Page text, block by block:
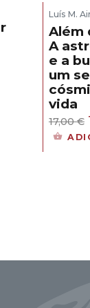
Luís M.
Além
A
e a
um
vida
17,00€